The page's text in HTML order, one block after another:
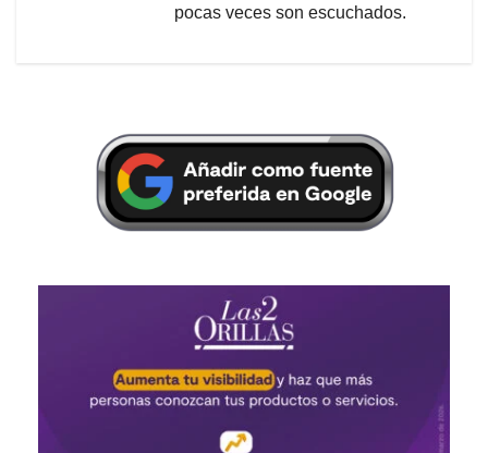
pocas veces son escuchados.